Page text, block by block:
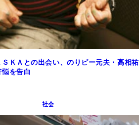
ＫＡとの出会い、のりピー元夫・高相祐
を告白
社会